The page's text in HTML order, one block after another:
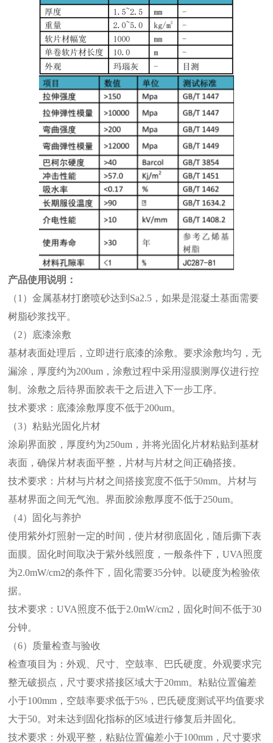
产品使用说明：
（1）金属基材打磨喷砂达到Sa2.5，如果是混凝土基面需要
树脂砂浆找平。
（2）底漆涂敷
基材表面处理后，立即进行底漆的涂敷。要求涂敷均匀，无
漏涂，厚度约为200um，涂敷过程中采用湿膜测厚仪进行控
制。涂敷之后待界面胶表干之后进入下一步工序。
技术要求：底漆涂敷厚度不低于200um。
（3）粘贴光固化片材
涂刷界面胶，厚度约为250um，并将光固化片材粘贴到基材
表面，确保片材表面平整，片材与片材之间正确搭接。
技术要求：片材与片材之间搭接宽度不低于50mm。片材与
基材界面之间无气泡。界面胶涂敷厚度不低于250um。
（4）固化与养护
使用紫外灯照射一定的时间，使片材彻底固化，随后撕下表
面膜。固化时间取决于紫外线照度，一般条件下，UVA照度
为2.0mW/cm2的条件下，固化需要35分钟。以硬度为检验依
据。
技术要求：UVA照度不低于2.0mW/cm2，固化时间不低于30
分钟。
（6）质量检查与验收
检查项目为：外观、尺寸、空鼓率、巴氏硬度。外观要求完
整无破损点，尺寸要求搭接区域大于20mm。粘贴位置偏差
小于100mm，空鼓率要求低于5%，巴氏硬度测试平均值要求
大于50。对未达到固化指标的区域进行修复后并固化。
技术要求：外观平整，粘贴位置偏差小于100mm，尺寸要求